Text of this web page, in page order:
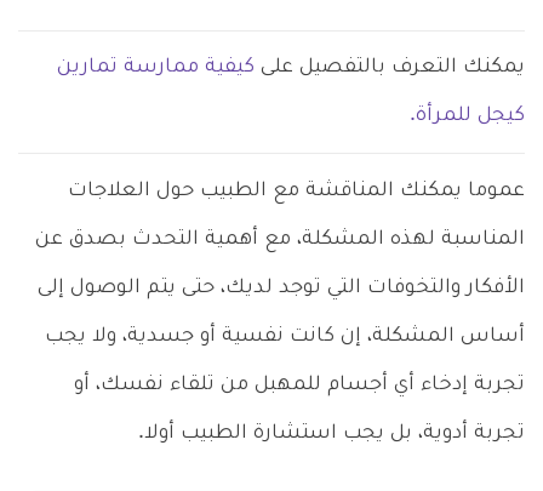
يمكنك التعرف بالتفصيل على كيفية ممارسة تمارين
كيجل للمرأة.
عموما يمكنك المناقشة مع الطبيب حول العلاجات
المناسبة لهذه المشكلة، مع أهمية التحدث بصدق عن
الأفكار والتخوفات التي توجد لديك، حتى يتم الوصول إلى
أساس المشكلة، إن كانت نفسية أو جسدية، ولا يجب
تجربة إدخاء أي أجسام للمهبل من تلقاء نفسك، أو
تجربة أدوية، بل يجب استشارة الطبيب أولا.